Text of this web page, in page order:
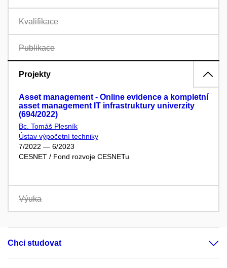
Kvalifikace
Publikace
Projekty
Asset management - Online evidence a kompletní
asset management IT infrastruktury univerzity
(694/2022)
Bc. Tomáš Plesník
Ústav výpočetní techniky
7/2022 — 6/2023
CESNET / Fond rozvoje CESNETu
Výuka
Chci studovat